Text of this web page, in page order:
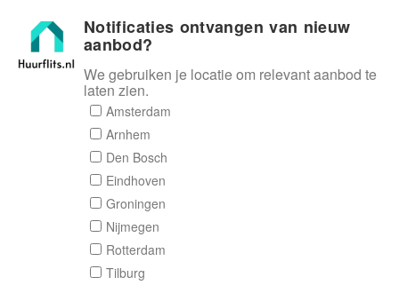
Huurflits
Reactieformulier
Huurflits
Verstuur je bericht
Door een bericht te sturen kom je in contact met de
Notificaties ontvangen van nieuw
aanbod?
We gebruiken je locatie om relevant aanbod te
laten zien.
Amsterdam
Arnhem
Den Bosch
Eindhoven
Groningen
Nijmegen
Rotterdam
Tilburg